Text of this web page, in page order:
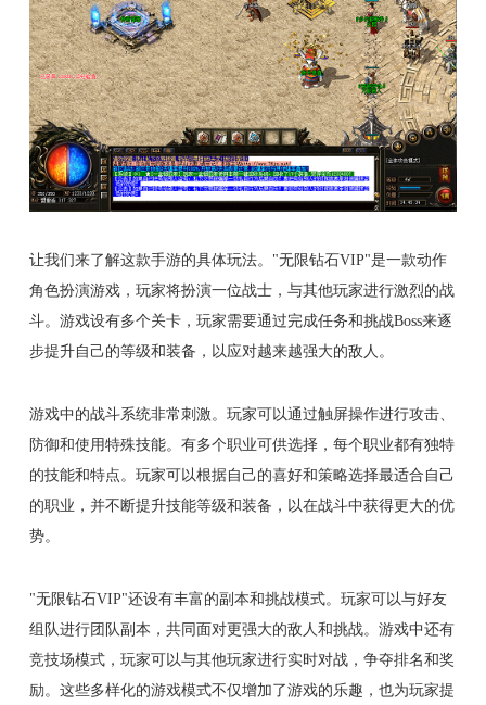
让我们来了解这款手游的具体玩法。"无限钻石VIP"是一款动作
角色扮演游戏，玩家将扮演一位战士，与其他玩家进行激烈的战
斗。游戏设有多个关卡，玩家需要通过完成任务和挑战Boss来逐
步提升自己的等级和装备，以应对越来越强大的敌人。
游戏中的战斗系统非常刺激。玩家可以通过触屏操作进行攻击、
防御和使用特殊技能。有多个职业可供选择，每个职业都有独特
的技能和特点。玩家可以根据自己的喜好和策略选择最适合自己
的职业，并不断提升技能等级和装备，以在战斗中获得更大的优
势。
"无限钻石VIP"还设有丰富的副本和挑战模式。玩家可以与好友
组队进行团队副本，共同面对更强大的敌人和挑战。游戏中还有
竞技场模式，玩家可以与其他玩家进行实时对战，争夺排名和奖
励。这些多样化的游戏模式不仅增加了游戏的乐趣，也为玩家提